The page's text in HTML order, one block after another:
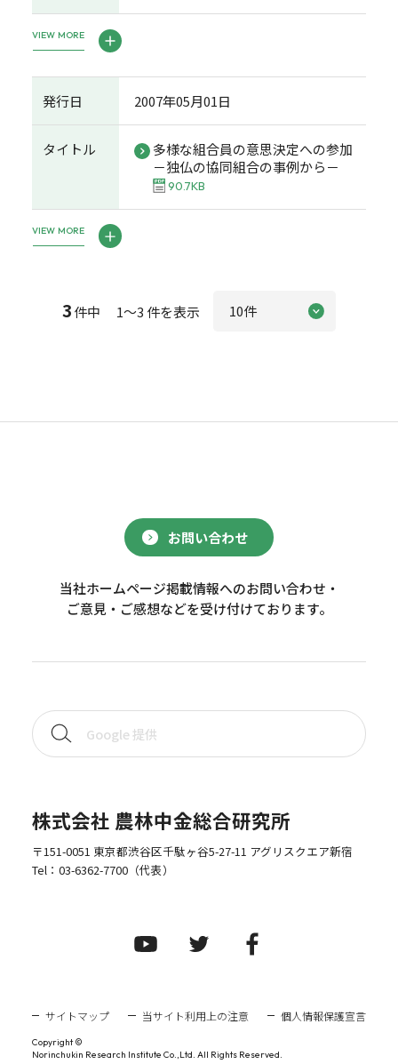
VIEW MORE
発行日 2007年05月01日
タイトル
多様な組合員の意思決定への参加
－独仏の協同組合の事例から－
90.7KB
VIEW MORE
3件中 1～3 件を表示
お問い合わせ
当社ホームページ掲載情報へのお問い合わせ・
ご意見・ご感想などを受け付けております。
株式会社 農林中金総合研究所
〒151-0051 東京都渋谷区千駄ヶ谷5-27-11 アグリスクエア新宿
Tel： 03-6362-7700（代表）
サイトマップ 当サイト利用上の注意 個人情報保護宣言
Copyright ©
Norinchukin Research Institute Co.,Ltd. All Rights Reserved.